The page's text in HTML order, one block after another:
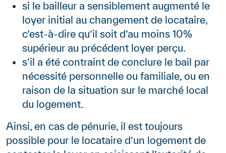
si le bailleur a sensiblement augmenté le
loyer initial au changement de locataire,
c’est-à-dire qu’il soit d’au moins 10%
supérieur au précédent loyer perçu.
s’il a été contraint de conclure le bail par
nécessité personnelle ou familiale, ou en
raison de la situation sur le marché local
du logement.
Ainsi, en cas de pénurie, il est toujours
possible pour le locataire d’un logement de